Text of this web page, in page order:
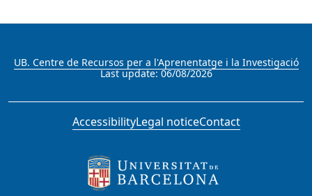
transformacions contemporànies (CRITS)
Anàlisi Quantitativa Regional (AQR)
Anàlisi de la transició econòmica
UB. Centre de Recursos per a l'Aprenentatge i la Investigació
Last update: 06/08/2026
AccessibilityLegal noticeContact